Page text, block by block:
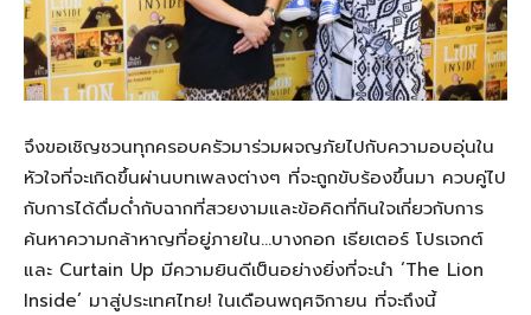
จึงขอเชิญชวนทุกครอบครัวมาร่วมผจญภัยไปกับความอบอุ่นใน
หัวใจที่จะเกิดขึ้นผ่านบทเพลงต่างๆ ที่จะถูกขับร้องขึ้นมา ควบคู่ไป
กับการได้ดื่มด่ำกับฉากที่สวยงามและข้อคิดที่กินใจเกี่ยวกับการ
ค้นหาความกล้าหาญที่อยู่ภายใน…บางกอก เธียเตอร์ โปรเจกต์
และ Curtain Up มีความยินดีเป็นอย่างยิ่งที่จะนำ ‘The Lion
Inside’ มาสู่ประเทศไทย! ในเดือนพฤศจิกายน ที่จะถึงนี้